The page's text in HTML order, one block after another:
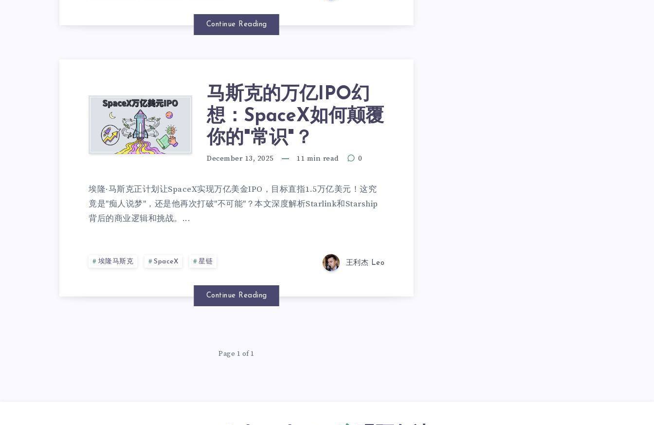
Continue Reading
马斯克的万亿IPO幻
想：SpaceX如何颠覆
你的"常识"？
December 13, 2025 11 min read 0
埃隆·马斯克正计划让SpaceX实现万亿美金IPO，目标直指1.5万亿美元！这究
竟是"痴人说梦"，还是他再次打破"不可能"？本文深度解析Starlink和Starship
背后的商业逻辑和挑战。...
埃隆马斯克 SpaceX 星链 王利杰 Leo
Continue Reading
Page 1 of 1